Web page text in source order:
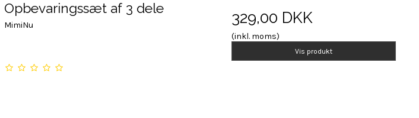
Opbevaringssæt af 3 dele
MimiNu 329,00 DKK
(inkl. moms)
Vis produkt